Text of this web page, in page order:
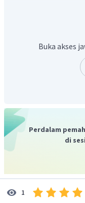
Di bawah ini
dijadikan urutan
Jadi, jawaban yang
Buka akses
Perdalam
di
1